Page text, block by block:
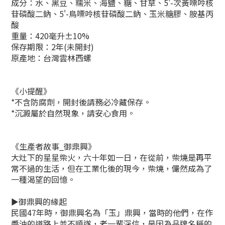
成分：水、黑豆、糯米、海鹽、糖、甘草、5'-次黃嘌呤核
苷磷酸二鈉、5'-鳥嘌呤核苷磷酸二鈉、玉米糖膠、胺基丙
酸
重量：420毫升±10%
保存期限：2年(未開封)
原產地：台灣雲林西螺
《小提醒》
*不含防腐劑，開封後請務必冷藏保存。
*沉澱屬於自然現象，請安心食用。
《生產者故事_御鼎興》
大灶下的星星柴火，六十年如一日，在從前，柴燒是再平
常不過的生活，但在工業化後的現今，柴燒，儼然成為了
一種渴望的回憶。
►御鼎興的緣起
民國47年時，御鼎興名為「玉」鼎興，當時的他們，在作